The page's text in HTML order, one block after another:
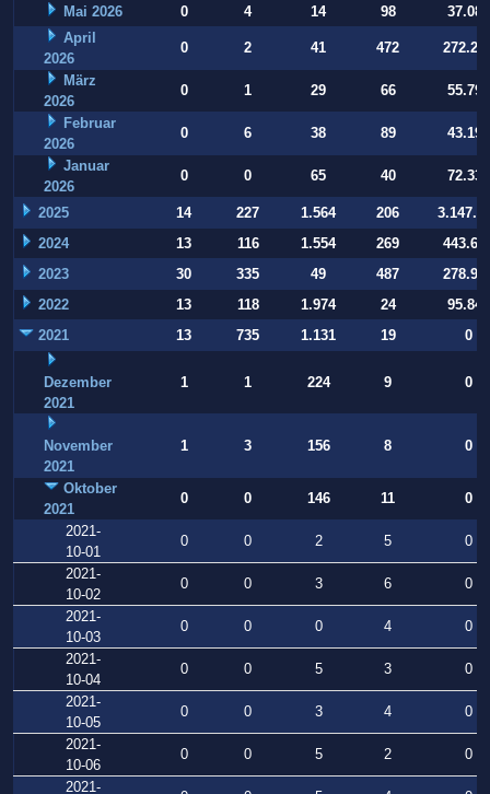
Mai 2026 0 4 14 98
37.084
April
2026
0 2 41 472
März
2026
0 1 29 66
55.794
Februar
2026
0 6 38 89
43.197
Januar
2026
0 0 65 40 72.332
2025 14 227 1.564 206
2024
13 116 1.554 269
2023
30 335 49 487
2022
13 118 1.974 24
95.847
2021
13 735 1.131 19 0
Dezember
2021
1 1 224 9 0
November
2021
1 3 156 8 0
Oktober
2021
0 0 146 11
0
2021-
10-01
0 0 2 5
0
2021-
10-02
0 0 3 6
0
2021-
10-03
0 0 0 4
0
2021-
10-04
0 0 5 3
0
2021-
10-05
0 0 3 4
0
2021-
10-06
0 0 5 2
0
2021-